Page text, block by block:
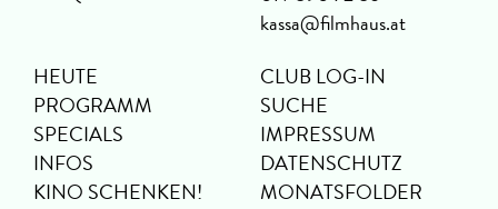
kassa@filmhaus.at
HEUTE
PROGRAMM
SPECIALS
INFOS
KINO SCHENKEN!
CLUB LOG-IN
SUCHE
IMPRESSUM
DATENSCHUTZ
MONATSFOLDER